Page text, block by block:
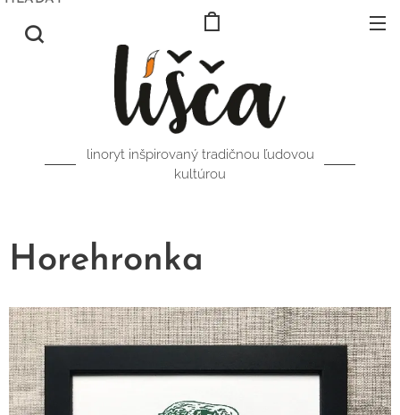
linoryt inšpirovaný tradičnou ľudovou
kultúrou
Horehronka